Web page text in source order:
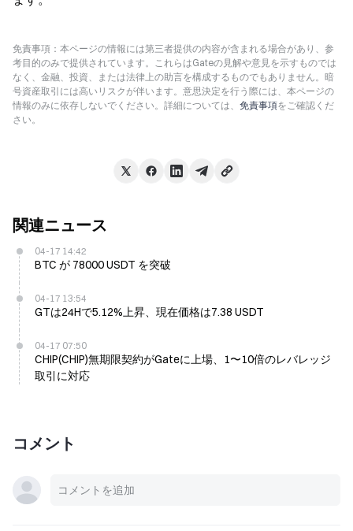
免責事項：本ページの情報には第三者提供の内容が含まれる場合があり、参
考目的のみで提供されています。これらはGateの見解や意見を示すものでは
なく、金融、投資、または法律上の助言を構成するものでもありません。暗
号資産取引には高いリスクが伴います。意思決定を行う際には、本ページの
情報のみに依存しないでください。詳細については、 免責事項をご確認くだ
さい。
関連ニュース
04-17 14:42
BTC が 78000 USDT を突破
04-17 13:54
GTは24Hで5.12%上昇、現在価格は7.38 USDT
04-17 07:50
CHIP(CHIP)無期限契約がGateに上場、1〜10倍のレバレッジ
取引に対応
コメント